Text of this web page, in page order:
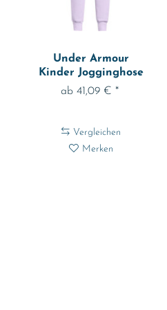
Under Armour
Kinder Jogginghose
Ua Rival Fleece...
ab 41,09 € *
Vergleichen
Merken